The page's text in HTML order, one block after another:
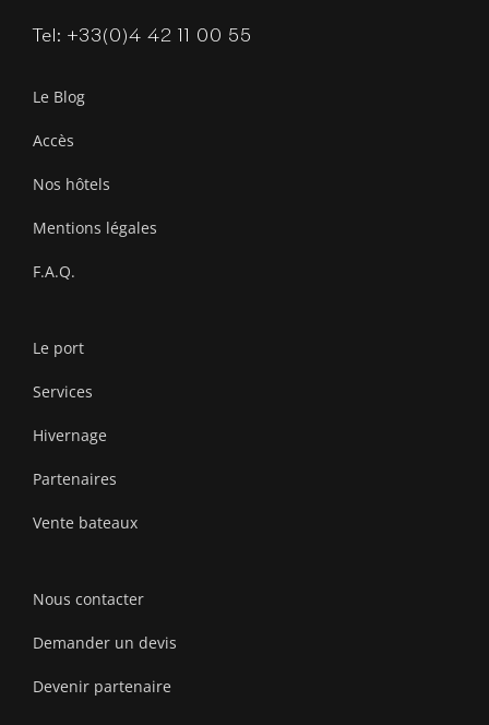
Tel: +33(0)4 42 11 00 55
Le Blog
Accès
Nos hôtels
Mentions légales
F.A.Q.
Le port
Services
Hivernage
Partenaires
Vente bateaux
Nous contacter
Demander un devis
Devenir partenaire